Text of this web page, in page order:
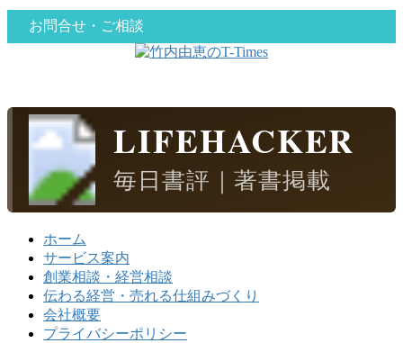
お問合せ・ご相談
LIFEHACKER
毎日書評｜著書掲載
ホーム
サービス案内
創業相談・経営相談
伝わる経営・売れる仕組みづくり
会社概要
プライバシーポリシー